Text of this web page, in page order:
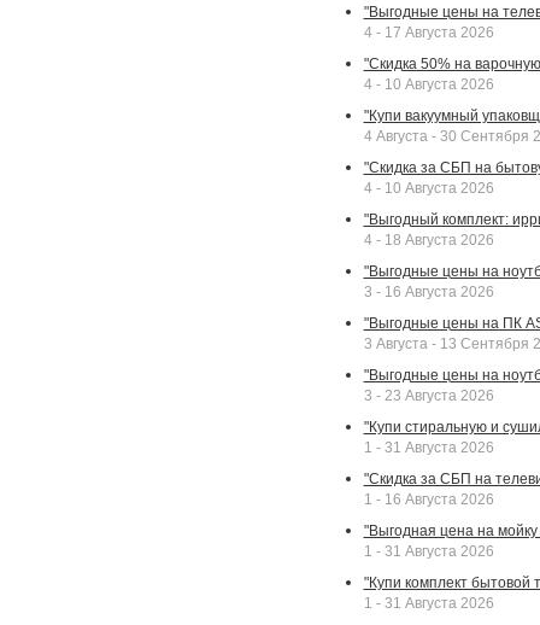
"Выгодные цены на
4 - 17 Августа 2026
"Скидка 50% на
4 - 10 Августа 2026
"Купи вакуумный
4 Августа - 30 Сентября
"Скидка за СБП на
4 - 10 Августа 2026
"Выгодный комплект:
4 - 18 Августа 2026
"Выгодные цены на
3 - 16 Августа 2026
"Выгодные цены на ПК
3 Августа - 13 Сентября
"Выгодные цены на
3 - 23 Августа 2026
"Купи стиральную и
1 - 31 Августа 2026
"Скидка за СБП на
1 - 16 Августа 2026
"Выгодная цена на
1 - 31 Августа 2026
"Купи комплект бытовой
1 - 31 Августа 2026